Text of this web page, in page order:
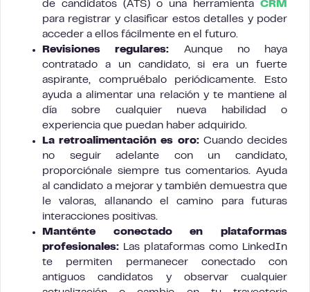
de candidatos (ATS) o una herramienta CRM
para registrar y clasificar estos detalles y poder
acceder a ellos fácilmente en el futuro.
Revisiones regulares: Aunque no haya
contratado a un candidato, si era un fuerte
aspirante, compruébalo periódicamente. Esto
ayuda a alimentar una relación y te mantiene al
día sobre cualquier nueva habilidad o
experiencia que puedan haber adquirido.
La retroalimentación es oro:Cuando decides
no seguir adelante con un candidato,
proporciónale siempre tus comentarios. Ayuda
al candidato a mejorar y también demuestra que
le valoras, allanando el camino para futuras
interacciones positivas.
Manténte conectado en plataformas
profesionales: Las plataformas como LinkedIn
te permiten permanecer conectado con
antiguos candidatos y observar cualquier